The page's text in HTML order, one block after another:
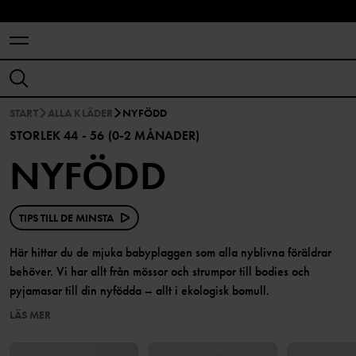
START ALLA KLÄDER NYFÖDD
STORLEK 44 - 56 (0-2 MÅNADER)
NYFÖDD
TIPS TILL DE MINSTA
Här hittar du de mjuka babyplaggen som alla nyblivna föräldrar
behöver. Vi har allt från mössor och strumpor till bodies och
pyjamasar till din nyfödda – allt i ekologisk bomull.
LÄS MER